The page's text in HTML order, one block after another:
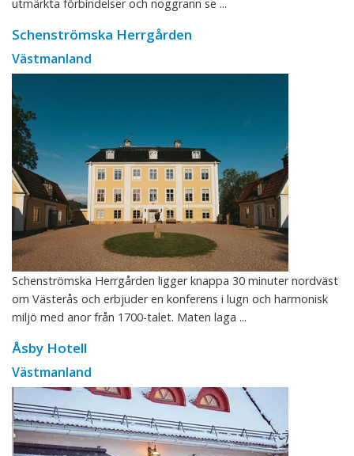
utmärkta förbindelser och noggrann se ...
Schenströmska Herrgården
Västmanland
Schenströmska Herrgården ligger knappa 30 minuter nordväst
om Västerås och erbjuder en konferens i lugn och harmonisk
miljö med anor från 1700-talet. Maten laga ...
Åsby Hotell
Västmanland